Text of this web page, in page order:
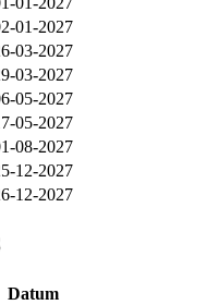
01-2027
03-2027
03-2027
05-2027
05-2027
08-2027
12-2027
12-2027
Datum